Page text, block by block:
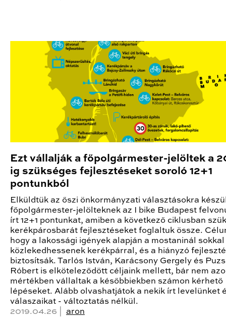
Ezt vállalják a főpolgármester-jelöltek a
ig szükséges fejlesztéseket soroló 12+1
pontunkból
Elküldtük az őszi önkormányzati választásokra
főpolgármester-jelölteknek az I bike Budapest
írt 12+1 pontunkat, amiben a következő ciklusban
kerékpárosbarát fejlesztéseket foglaltuk össze.
hogy a lakossági igények alapján a mostaninál
közlekedhessenek kerékpárral, és a hiányzó
biztosítsák. Tarlós István, Karácsony Gergely és
Róbert is elköteleződött céljaink mellett, bár nem
mértékben vállaltak a későbbiekben számon kérhető
lépéseket. Alább olvashatjátok a nekik írt levelünket
válaszaikat - változtatás nélkül.
2019.04.26 | aron